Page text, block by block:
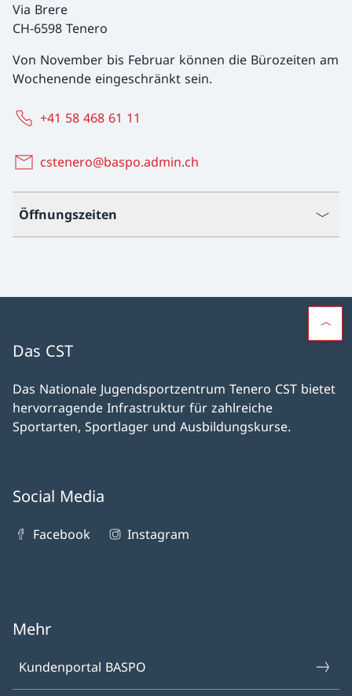
Via Brere
CH-6598 Tenero
Von November bis Februar können die Bürozeiten am
Wochenende eingeschränkt sein.
+41 58 468 61 11
cstenero@baspo.admin.ch
Öffnungszeiten
Das CST
Das Nationale Jugendsportzentrum Tenero CST bietet
hervorragende Infrastruktur für zahlreiche
Sportarten, Sportlager und Ausbildungskurse.
Social Media
Facebook Instagram
Mehr
Kundenportal BASPO